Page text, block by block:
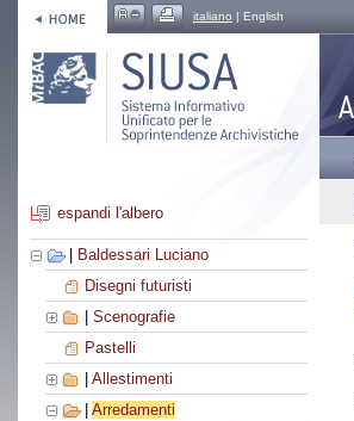
italiano | English
espandi l'albero
Baldessari Luciano
Disegni futuristi
Scenografie
Pastelli
Allestimenti
Arredamenti